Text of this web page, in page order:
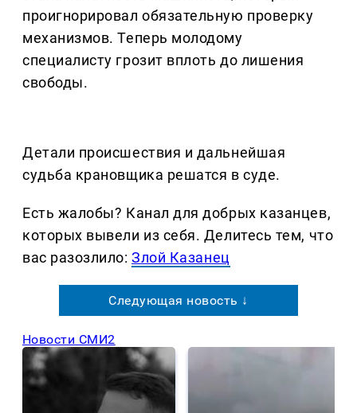
проигнорировал обязательную проверку
механизмов. Теперь молодому
специалисту грозит вплоть до лишения
свободы.
Детали происшествия и дальнейшая
судьба крановщика решатся в суде.
Есть жалобы? Канал для добрых казанцев,
которых вывели из себя. Делитеcь тем, что
вас разозлило:Злой Казанец
Следующая новость ↓
Новости СМИ2